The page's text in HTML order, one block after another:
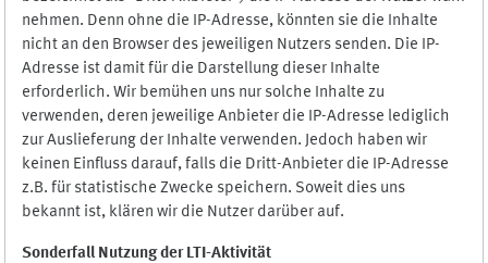
nehmen. Denn ohne die IP-Adresse, könnten sie die Inhalte
nicht an den Browser des jeweiligen Nutzers senden. Die IP-
Adresse ist damit für die Darstellung dieser Inhalte
erforderlich. Wir bemühen uns nur solche Inhalte zu
verwenden, deren jeweilige Anbieter die IP-Adresse lediglich
zur Auslieferung der Inhalte verwenden. Jedoch haben wir
keinen Einfluss darauf, falls die Dritt-Anbieter die IP-Adresse
z.B. für statistische Zwecke speichern. Soweit dies uns
bekannt ist, klären wir die Nutzer darüber auf.
Sonderfall Nutzung der LTI-Aktivität